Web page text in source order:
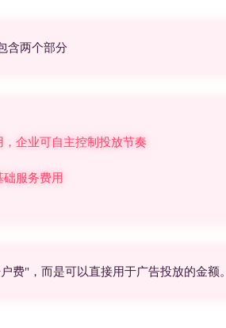
含两个部分
企业可自主控制投放节奏
础服务费用
费"，而是可以直接用于广告投放的金额。